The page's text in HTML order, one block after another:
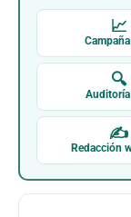
📈
Campaña
🔍
Auditoría
✍
Redacción